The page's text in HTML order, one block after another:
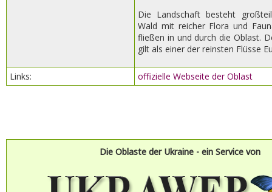
Die Landschaft besteht
Wald mit reicher Flora und
fließen in und durch die Oblast.
gilt als einer der reinsten Flüsse
Links: offizielle Webseite der Oblast
Die Oblaste der Ukraine - ein Service von